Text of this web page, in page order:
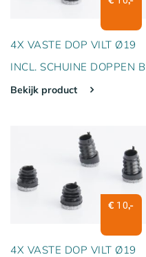
4X VASTE DOP VILT Ø19
INCL. SCHUINE DOPPEN B
Bekijk product
€ 10,-
4X VASTE DOP VILT Ø19